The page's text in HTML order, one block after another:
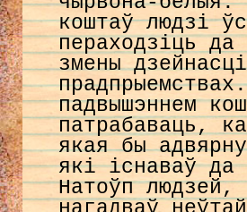
коштаў людзі
пераходзіць да
змены
падвышэннем
патрабаваць,
якая бы
які існаваў да
Натоўп людзей,